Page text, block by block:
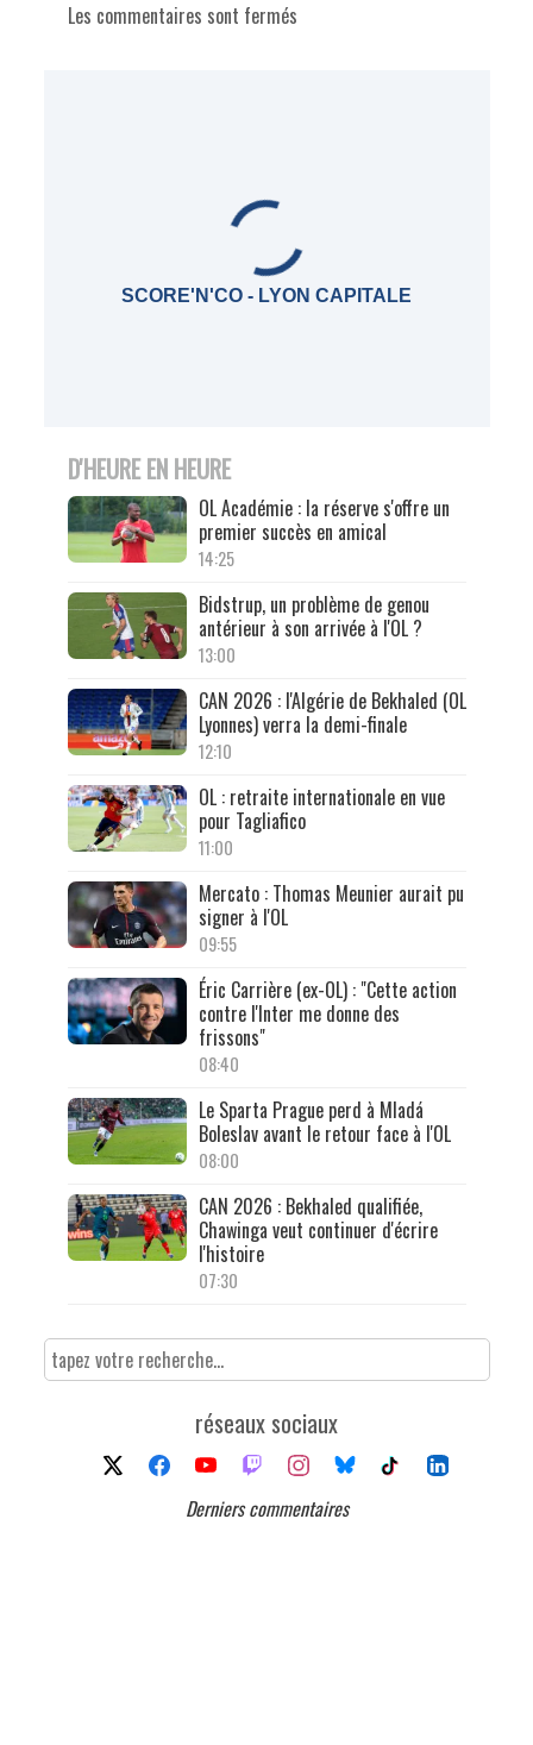
Les commentaires sont fermés
SCORE'N'CO - LYON CAPITALE
D'HEURE EN HEURE
OL Académie : la réserve s'offre un
premier succès en amical
14:25
Bidstrup, un problème de genou
antérieur à son arrivée à l'OL ?
13:00
CAN 2026 : l'Algérie de Bekhaled (OL
Lyonnes) verra la demi-finale
12:10
OL : retraite internationale en vue
pour Tagliafico
11:00
Mercato : Thomas Meunier aurait pu
signer à l'OL
09:55
Éric Carrière (ex-OL) : "Cette action
contre l'Inter me donne des
frissons"
08:40
Le Sparta Prague perd à Mladá
Boleslav avant le retour face à l'OL
08:00
CAN 2026 : Bekhaled qualifiée,
Chawinga veut continuer d'écrire
l'histoire
07:30
réseaux sociaux
Derniers commentaires